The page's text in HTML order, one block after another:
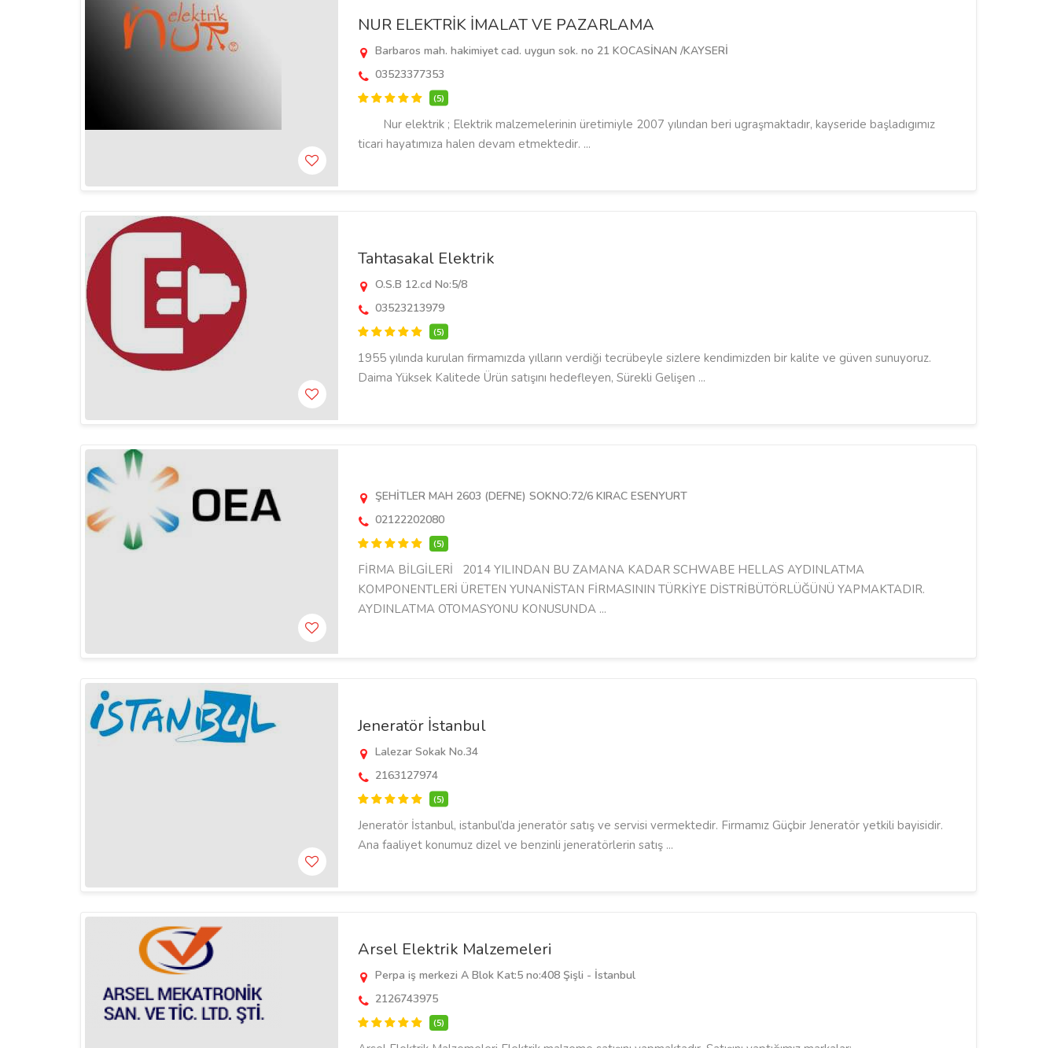
NUR ELEKTRİK İMALAT VE PAZARLAMA
Barbaros mah. hakimiyet cad. uygun sok. no 21 KOCASİNAN /KAYSERİ
03523377353
(5)
Nur elektrik ; Elektrik malzemelerinin üretimiyle 2007 yılından beri ugraşmaktadır, kayseride başladıgımız
ticari hayatımıza halen devam etmektedir. ...
Tahtasakal Elektrik
O.S.B 12.cd No:5/8
03523213979
(5)
1955 yılında kurulan firmamızda yılların verdiği tecrübeyle sizlere kendimizden bir kalite ve güven sunuyoruz.
Daima Yüksek Kalitede Ürün satışını hedefleyen, Sürekli Gelişen ...
ŞEHİTLER MAH 2603 (DEFNE) SOKNO:72/6 KIRAC ESENYURT
02122202080
(5)
FİRMA BİLGİLERİ 2014 YILINDAN BU ZAMANA KADAR SCHWABE HELLAS AYDINLATMA
KOMPONENTLERİ ÜRETEN YUNANİSTAN FİRMASININ TÜRKİYE DİSTRİBÜTÖRLÜĞÜNÜ YAPMAKTADIR.
AYDINLATMA OTOMASYONU KONUSUNDA ...
Jeneratör İstanbul
Lalezar Sokak No.34
2163127974
(5)
Jeneratör İstanbul, istanbul’da jeneratör satış ve servisi vermektedir. Firmamız Güçbir Jeneratör yetkili bayisidir.
Ana faaliyet konumuz dizel ve benzinli jeneratörlerin satış ...
Arsel Elektrik Malzemeleri
Perpa iş merkezi A Blok Kat:5 no:408 Şişli - İstanbul
2126743975
(5)